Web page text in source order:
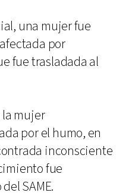
una mujer fue
por
fue trasladada al
la mujer
por el humo, en
inconsciente
fue
SAME.